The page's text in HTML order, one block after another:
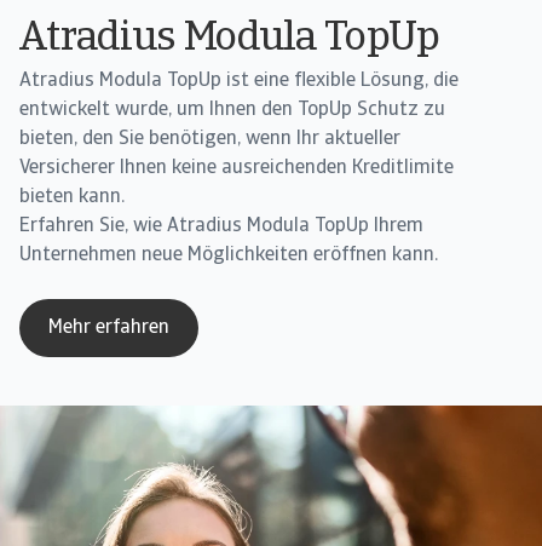
Atradius Modula TopUp
Atradius Modula TopUp ist eine flexible Lösung, die
entwickelt wurde, um Ihnen den TopUp Schutz zu
bieten, den Sie benötigen, wenn Ihr aktueller
Versicherer Ihnen keine ausreichenden Kreditlimite
bieten kann.
Erfahren Sie, wie Atradius Modula TopUp Ihrem
Unternehmen neue Möglichkeiten eröffnen kann.
Mehr erfahren